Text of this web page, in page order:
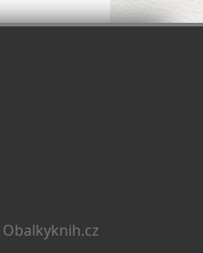
Obalkyknih.cz